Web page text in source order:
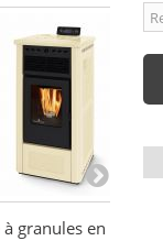
à granules en